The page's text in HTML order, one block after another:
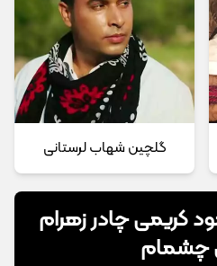
گلچین شهاب لرستانی
کریمی چادر زهرام
چشمام